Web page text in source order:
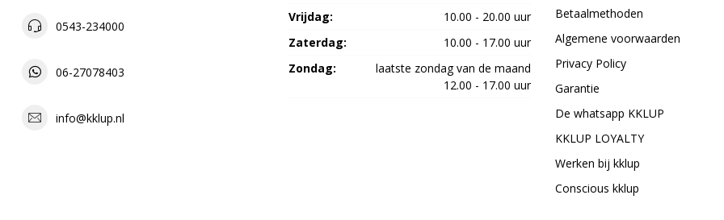
0543-234000
06-27078403
info@kklup.nl
Vrijdag:
10.00 - 20.00 uur
Zaterdag:
10.00 - 17.00 uur
Zondag:
laatste zondag van de maand
12.00 - 17.00 uur
Betaalmethoden
Algemene voorwaarden
Privacy Policy
Garantie
De whatsapp KKLUP
KKLUP LOYALTY
Werken bij kklup
Conscious kklup